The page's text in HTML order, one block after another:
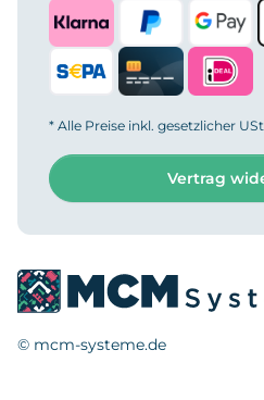
* Alle Preise inkl. gesetzlicher
Vertrag
© mcm-systeme.de